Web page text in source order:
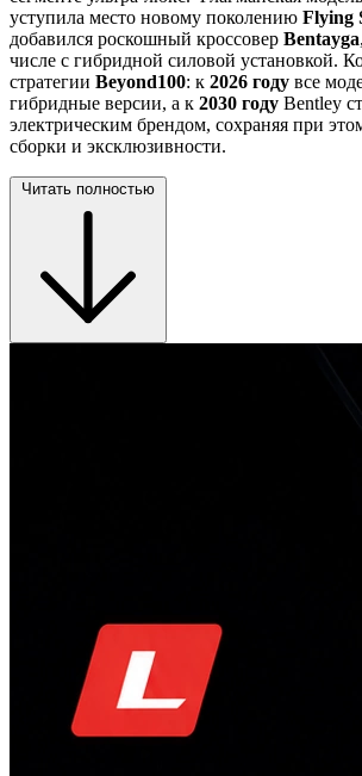
уступила место новому поколению Flying
добавился роскошный кроссовер Bentayga
числе с гибридной силовой установкой.
стратегии Beyond100: к 2026 году все
гибридные версии, а к 2030 году Bentley
электрическим брендом, сохраняя при
сборки и эксклюзивности.
Читать полностью